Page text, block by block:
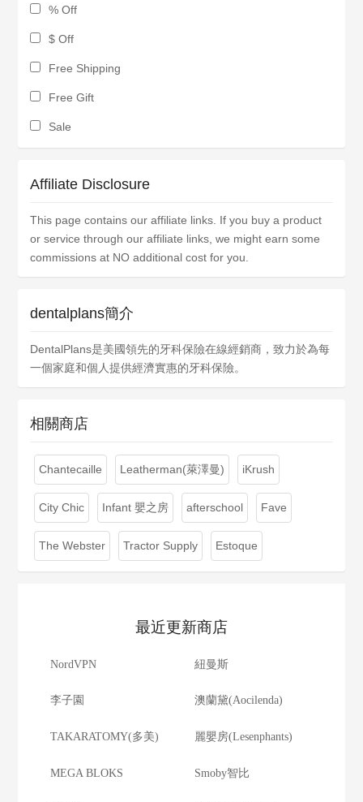
% Off
$ Off
Free Shipping
Free Gift
Sale
Affiliate Disclosure
This page contains our affiliate links. If you buy a product
or service through our affiliate links, we might earn some
commissions at NO additional cost for you.
dentalplans簡介
DentalPlans是美國領先的牙科保險在線經銷商，致力於為每
一個家庭和個人提供經濟實惠的牙科保險。
相關商店
Chantecaille Leatherman(萊澤曼) iKrush
City Chic Infant 嬰之房 afterschool Fave
The Webster Tractor Supply Estoque
最近更新商店
NordVPN 紐曼斯
李子園 澳蘭黛(Aocilenda)
TAKARATOMY(多美) 麗嬰房(Lesenphants)
MEGA BLOKS Smoby智比